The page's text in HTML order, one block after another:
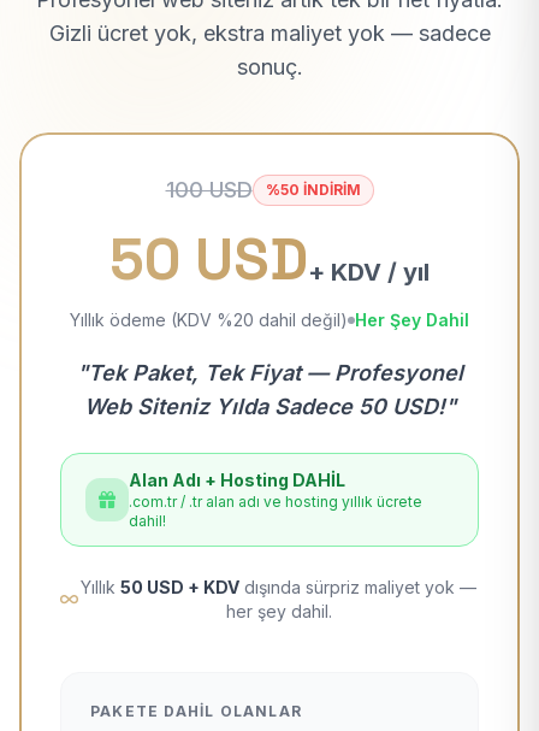
Gizli ücret yok, ekstra maliyet yok — sadece
sonuç.
100 USD %50 İNDİRİM
50 USD+ KDV / yıl
Yıllık ödeme (KDV %20 dahil değil) Her Şey Dahil
"Tek Paket, Tek Fiyat — Profesyonel
Web Siteniz Yılda Sadece 50 USD!"
Alan Adı + Hosting DAHİL
.com.tr / .tr alan adı ve hosting yıllık ücrete
dahil!
Yıllık 50 USD + KDV dışında sürpriz maliyet yok —
her şey dahil.
PAKETE DAHIL OLANLAR